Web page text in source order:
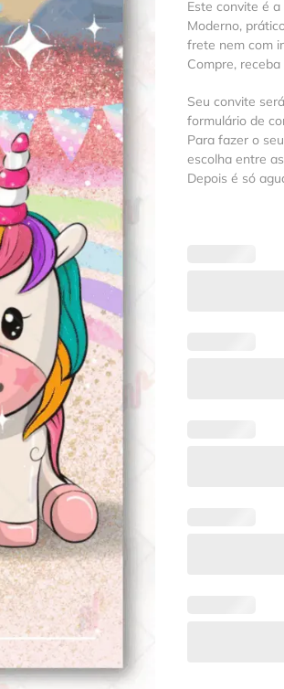
Este convite é
Moderno,
frete nem com
Compre,
Seu convite
formulário de
Para fazer o
escolha entre
Depois é só